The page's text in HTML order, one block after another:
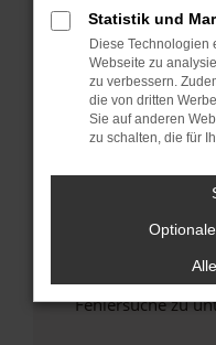
Betriebssystem
sind.
Veraltete
Sicherheitsrisiko,
führen, dass
unterstützt werden.
Wende dich an
Wenn du alle
hast, kontaktiere
versuchen, das
uns diesen Text
Fehlersuche zu
Statistik und
Diese Technologien
Webseite zu
zu verbessern.
die von dritten
Sie auf anderen
zu schalten, die für